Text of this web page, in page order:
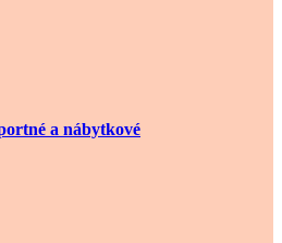
a nábytkové